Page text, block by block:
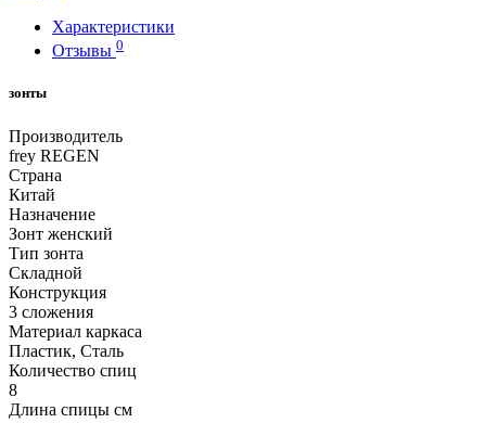
Характеристики
Отзывы 0
зонты
Производитель
frey REGEN
Страна
Китай
Назначение
Зонт женский
Тип зонта
Складной
Конструкция
3 сложения
Материал каркаса
Пластик, Сталь
Количество спиц
8
Длина спицы см